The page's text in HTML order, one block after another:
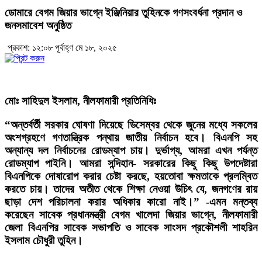
ডোমারে বেগম জিয়ার ভাগ্নে ইঞ্জিনিয়ার তুহিনকে গণসংবর্ধনা প্রদান ও
জনসমাবেশ অনুষ্ঠিত
প্রকাশ: ১২:০৮ পূর্বাহ্ণ মে ১৮, ২০২৫
মোঃ সাহিদুল ইসলাম, নীলফামারী প্রতিনিধিঃ
“অন্তর্বর্তী সরকার ঘোষণা দিয়েছে ডিসেম্বর থেকে জুনের মধ্যে সকলের
অংশগ্রহণে গণতান্ত্রিক পন্থায় জাতীয় নির্বাচন হবে। বিএনপি সহ
অন্যান্য দল নির্বাচনের রোডম্যাপ চায়। দুর্ভাগ্য, আমরা এখন পর্যন্ত
রোডম্যাপ পাইনি। আমরা সন্দিহান- সরকারের কিছু কিছু উপদেষ্টারা
বিএনপিকে দোষারোপ করার চেষ্টা করছে, হয়তোবা ক্ষমতাকে প্রলম্বিত
করতে চায়। তাদের অতীত থেকে শিক্ষা নেওয়া উচিৎ যে, জনগণের রায়
ছাড়া দেশ পরিচালনা করার অধিকার কারো নাই।” -এমন মন্তব্য
করেছেন সাবেক প্রধানমন্ত্রী বেগম খালেদা জিয়ার ভাগ্নে, নীলফামারী
জেলা বিএনপির সাবেক সভাপতি ও সাবেক সাংসদ প্রকৌশলী শাহরিন
ইসলাম চৌধুরী তুহিন।